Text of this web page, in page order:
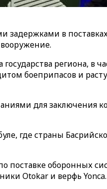
в
региона, в
боеприпасов и
для заключения
где страны
поставке оборонных
Otokar и верфь Yonca.